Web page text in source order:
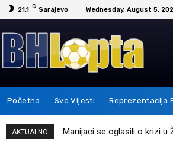
21.1 C Sarajevo Wednesday, August 5,
Početna Sve Vijesti Reprezentacija
AKTUALNO Messi je ovim potezom